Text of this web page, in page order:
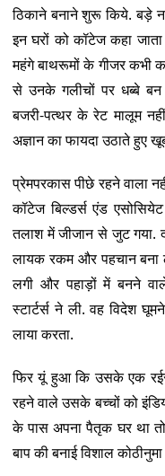
ठिकाने बनाने शुरू किये. बड़े
इन घरों को कॉटेज कहा
महंगे बाथरूमों के गीजर कभी
से उनके गलीचों पर धब्बे बन
बजरी-पत्थर के रेट मालूम
अज्ञान का फायदा उठाते हुए
प्रेमपरकास पीछे रहने वाला
कॉटेज बिल्डर्स एंड
तलाश में जीजान से जुट
लायक रकम और पहचान बना
लगी और पहाड़ों में बनने
स्टार्टर्स ने ली. वह विदेश
लाया करता.
फिर यूं हुआ कि उसके एक
रहने वाले उसके बच्चों को
के पास अपना पैतृक घर था
बाप की बनाई विशाल